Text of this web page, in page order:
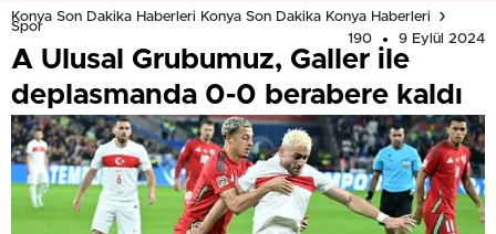
Konya Son Dakika Haberleri Konya Son Dakika Konya Haberleri
Spor
190
9 Eylül 2024
A Ulusal Grubumuz, Galler ile
deplasmanda 0-0 berabere kaldı